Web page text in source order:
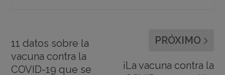
11 datos sobre la
vacuna contra la
COVID-19 que se
PRÓXIMO
¡La vacuna contra la